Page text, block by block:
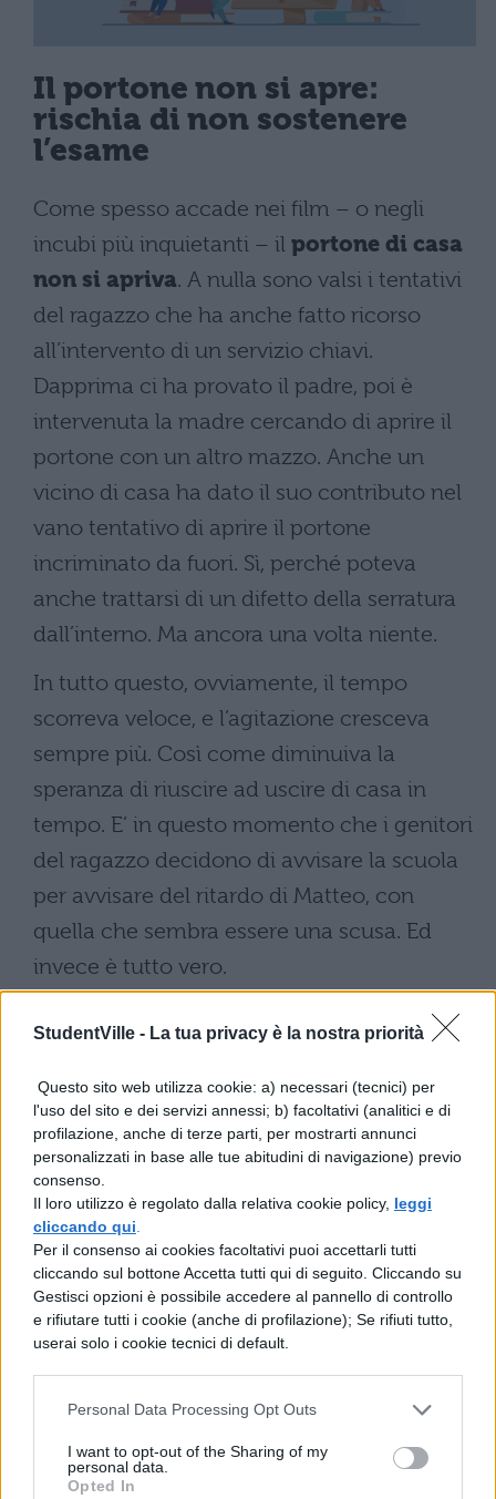
StudentVille - La tua privacy è la nostra priorità
Questo sito web utilizza cookie: a) necessari (tecnici) per
l'uso del sito e dei servizi annessi; b) facoltativi (analitici e di
profilazione, anche di terze parti, per mostrarti annunci
personalizzati in base alle tue abitudini di navigazione) previo
consenso.
Il loro utilizzo è regolato dalla relativa cookie policy, leggi
cliccando qui
Per il consenso ai cookies facoltativi puoi accettarli tutti
cliccando sul bottone Accetta tutti qui di seguito. Cliccando su
Gestisci opzioni è possibile accedere al pannello di controllo
e rifiutare tutti i cookie (anche di profilazione); Se rifiuti tutto,
userai solo i cookie tecnici di default.
Personal Data Processing Opt Outs
I want to opt-out of the Sharing of my
personal data.
Opted In
Il portone non si apre:
rischia di non sostenere
l’esame
Come spesso accade nei film – o negli
incubi più inquietanti – il portone di casa
non si apriva. A nulla sono valsi i tentativi
del ragazzo che ha anche fatto ricorso
all’intervento di un servizio chiavi.
Dapprima ci ha provato il padre, poi è
intervenuta la madre cercando di aprire il
portone con un altro mazzo. Anche un
vicino di casa ha dato il suo contributo nel
vano tentativo di aprire il portone
incriminato da fuori. Sì, perché poteva
anche trattarsi di un difetto della serratura
dall’interno. Ma ancora una volta niente.
In tutto questo, ovviamente, il tempo
scorreva veloce, e l’agitazione cresceva
sempre più. Così come diminuiva la
speranza di riuscire ad uscire di casa in
tempo. E’ in questo momento che i genitori
del ragazzo decidono di avvisare la scuola
per avvisare del ritardo di Matteo, con
quella che sembra essere una scusa. Ed
invece è tutto vero.
Matteo esce di casa
Una volta capito che non sarebbe stato in
grado di farlo da solo, e che rischiava
veramente di non arrivare a scuola, i
genitori hanno seguito il consiglio di un
professore della scuola di Matteo, hanno
chiamato ipompieri. Questi sono
intervenuti nel giro di 10 minuti, hanno
autoscala . Portando a compimento un
studente di non perdere un appuntamento